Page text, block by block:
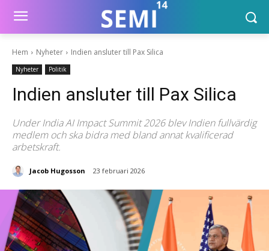
Hem Nyheter Indien ansluter till Pax Silica
Nyheter Politik
Indien ansluter till Pax Silica
Under India AI Impact Summit 2026 blev Indien fullvärdig
medlem och ska bidra med bland annat kvalificerad
arbetskraft.
Jacob Hugosson 23 februari 2026